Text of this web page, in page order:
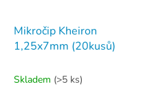
Mikročip Kheiron
1,25x7mm (20kusů)
Skladem (>5 ks)